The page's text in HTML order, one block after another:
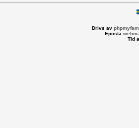
Drivs av
Eposta
Tid